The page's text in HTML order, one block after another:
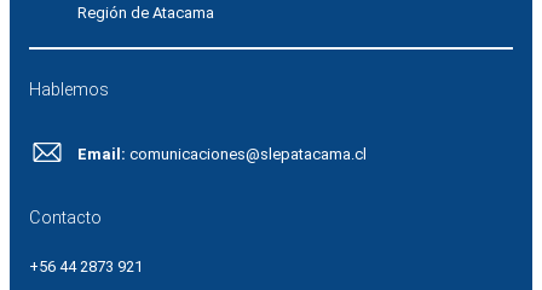
Región de Atacama
Hablemos
Email: comunicaciones@slepatacama.cl
Contacto
+56 44 2873 921